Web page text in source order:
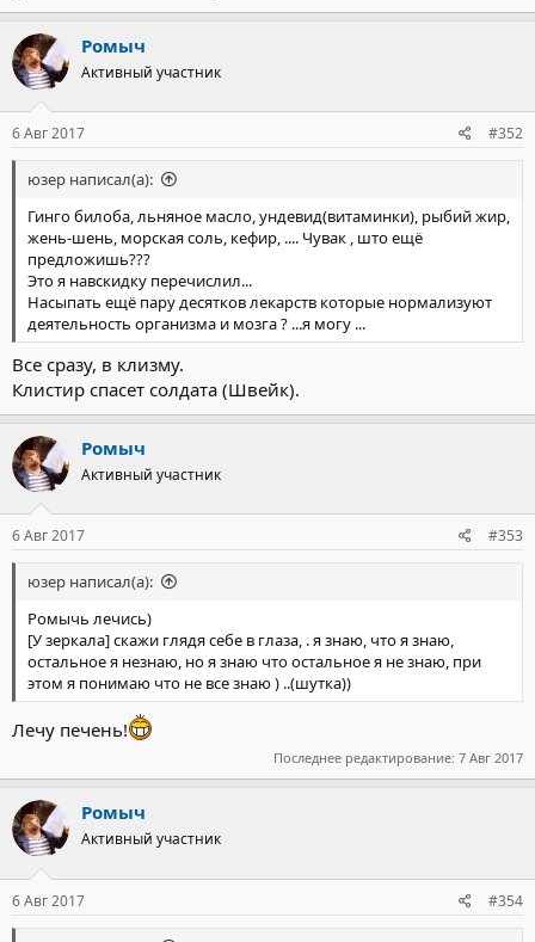
Ромыч
Активный участник
6 Авг 2017 #352
юзер написал(а):
Гинго билоба, льняное масло, ундевид(витаминки), рыбий жир,
жень-шень, морская соль, кефир, .... Чувак , што ещё
предложишь???
Это я навскидку перечислил...
Насыпать ещё пару десятков лекарств которые нормализуют
деятельность организма и мозга ? ...я могу ...
Все сразу, в клизму.
Клистир спасет солдата (Швейк).
Ромыч
Активный участник
6 Авг 2017 #353
юзер написал(а):
Ромычь лечись)
[У зеркала] скажи глядя себе в глаза, . я знаю, что я знаю,
остальное я незнаю, но я знаю что остальное я не знаю, при
этом я понимаю что не все знаю ) ..(шутка))
Лечу печень!
Последнее редактирование: 7 Авг 2017
Ромыч
Активный участник
6 Авг 2017 #354